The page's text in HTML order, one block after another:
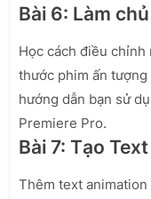
Bài 6: Làm
Học cách điều chỉnh
thước phim ấn
hướng dẫn bạn sử
Premiere Pro.
Bài 7: Tạo
Thêm text